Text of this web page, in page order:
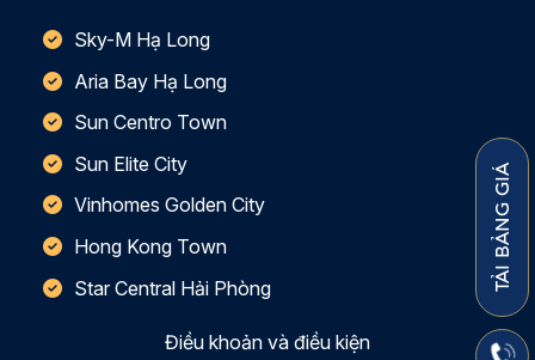
Sky-M Hạ Long
Aria Bay Hạ Long
Sun Centro Town
Sun Elite City
Vinhomes Golden City
Hong Kong Town
Star Central Hải Phòng
Điều khoản và điều kiện
TẢI BẢNG GIÁ